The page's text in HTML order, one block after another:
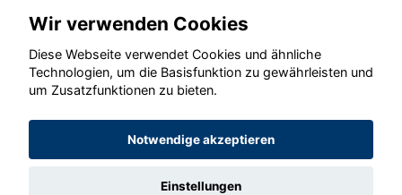
© konjunkturmotor.de GmbH 2020 - 2026
Wir verwenden Cookies
Diese Webseite verwendet Cookies und ähnliche
Technologien, um die Basisfunktion zu gewährleisten und
um Zusatzfunktionen zu bieten.
Notwendige akzeptieren
Einstellungen